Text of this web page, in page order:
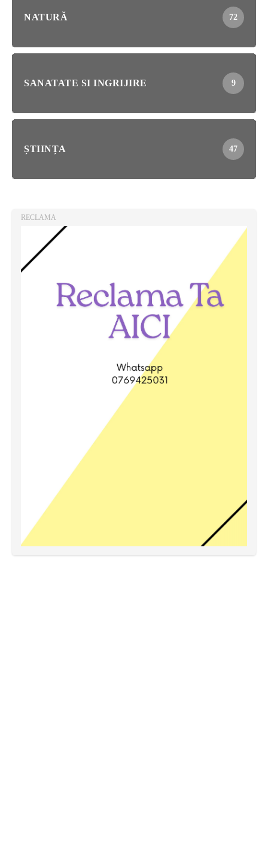
NATURĂ 72
SANATATE SI INGRIJIRE 9
ȘTIINȚA 47
RECLAMA